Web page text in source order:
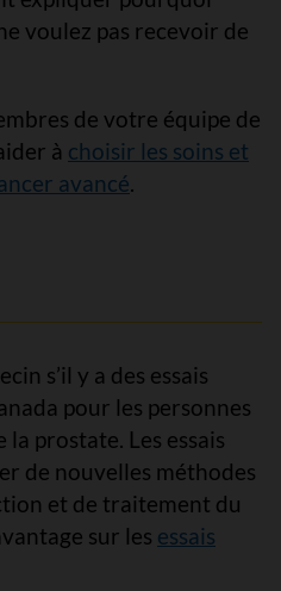
voulez pas recevoir de
de votre équipe de
à choisir les soins et
avancé.
s’il y a des essais
pour les personnes
prostate. Les essais
de nouvelles méthodes
et de traitement du
sur les essais